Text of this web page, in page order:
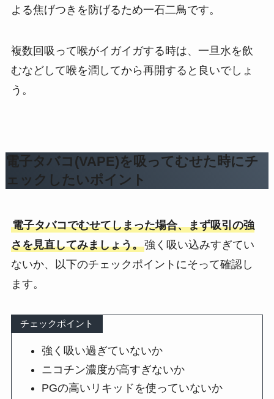
よる焦げつきを防げるため一石二鳥です。
複数回吸って喉がイガイガする時は、一旦水を飲
むなどして喉を潤してから再開すると良いでしょ
う。
電子タバコ(VAPE)を吸ってむせた時にチ
ェックしたいポイント
電子タバコでむせてしまった場合、まず吸引の強
さを見直してみましょう。強く吸い込みすぎてい
ないか、以下のチェックポイントにそって確認し
ます。
チェックポイント
強く吸い過ぎていないか
ニコチン濃度が高すぎないか
PGの高いリキッドを使っていないか